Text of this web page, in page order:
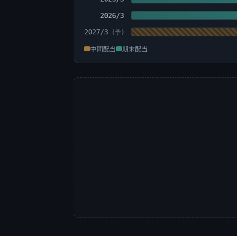
2026/3
2027/3
中間配当 期末配当